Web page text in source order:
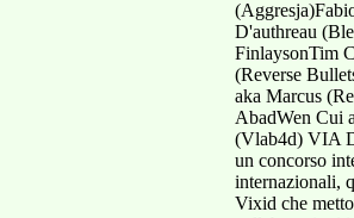
D'authreau
FinlaysonTim
(Reverse
aka Marcus
AbadWen Cui
(Vlab4d) VIA
un concorso
internazionali,
Vixid che